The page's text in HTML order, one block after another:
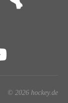
© 2026 hockey.de